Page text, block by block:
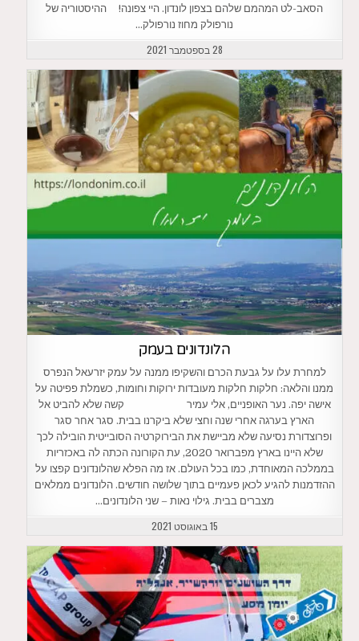
הסאב-לט המהמם שלהם בצפון לונדון. היי צפונה! ההיסטוריה של
נורפולק מחוז נורפולק…
28 בספטמבר 2021
הלונדונים בעמק
למחרת עלו על גבעת הכרם והשקיפו ממנה על עמק יזרעאל הנפרס
ממנו והלאה: חלקות חלקות מעובדות ירוקות וחומות, כשמלת פפיטה על
אישה יפה. נער האופניים, אלי עמיר קשה שלא להביט אל
הארץ בערגה אחרי שנה וחצי שלא ביקרנו בבית. סגר אחר סגר
ופרוצדורת נסיעה שלא מביישת את הבירוקרטיה הסובייטית הובילה לכך
שלא היינו בארץ מפברואר 2020, עת הקורונה הכתה לה באכזריות
בממלכה המאוחדת, כמו בכל העולם. אז מה הפלא שהלונדונים קפצו על
ההזדמנות להגיע לכאן פעמיים בתוך שלושה חודשים. הלונדונים ממלאים
מצברים בבית. גילוי נאות – שני הלונדונים…
15 באוגוסט 2021